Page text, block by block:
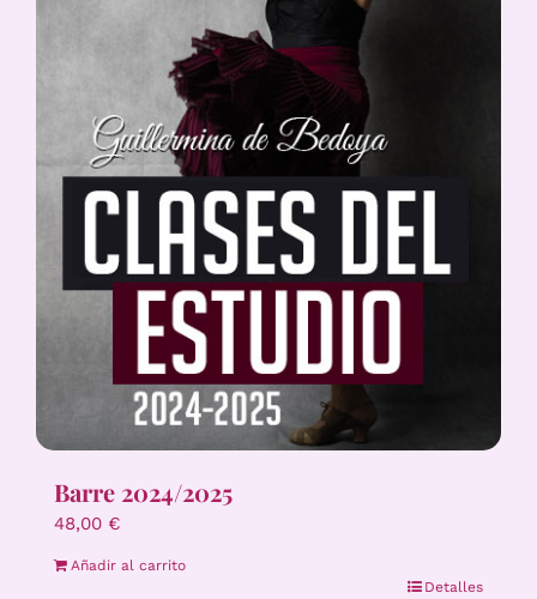
Barre 2024/2025
48,00 €
Añadir al carrito
Detalles